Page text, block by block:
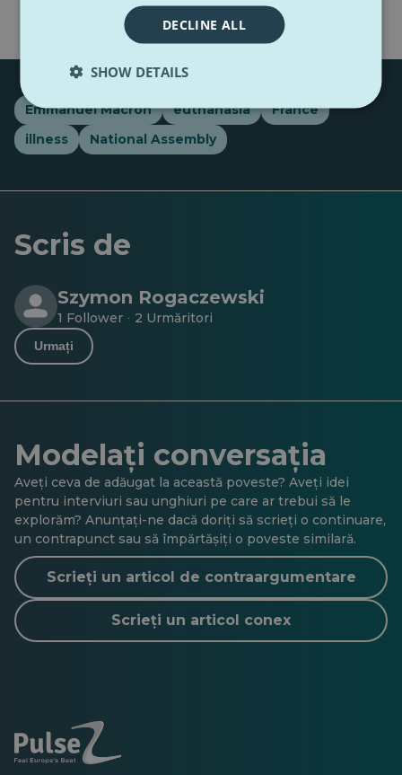
Emmanuel Macron euthanasia
France
illness
National Assembly
Scris de
Szymon Rogaczewski
1 Follower · 2 Urmăritori
Urmați
Modelați conversația
Aveți ceva de adăugat la această poveste? Aveți idei
pentru interviuri sau unghiuri pe care ar trebui să le
explorăm? Anunțați-ne dacă doriți să scrieți o continuare,
un contrapunct sau să împărtășiți o poveste similară.
Scrieți un articol de contraargumentare
Scrieți un articol conex
DECLINE ALL
SHOW DETAILS